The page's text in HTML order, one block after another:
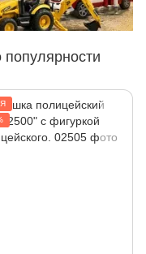
популярности